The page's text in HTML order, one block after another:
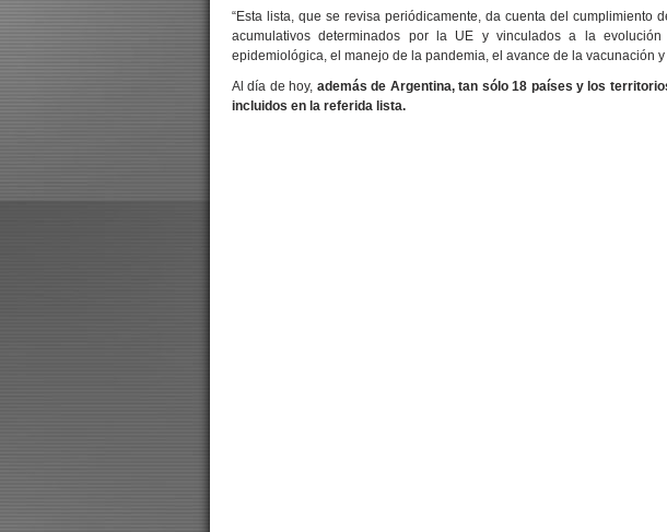
“Esta lista, que se revisa periódicamente, da cuenta del cumplimiento
acumulativos determinados por la UE y vinculados a la
epidemiológica, el manejo de la pandemia, el avance de la vacunación
Al día de hoy, además de Argentina, tan sólo 18 países y los
incluidos en la referida lista.